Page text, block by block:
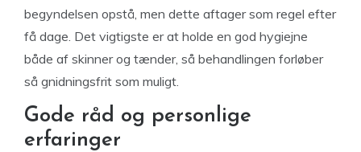
begyndelsen opstå, men dette aftager som regel efter
få dage. Det vigtigste er at holde en god hygiejne
både af skinner og tænder, så behandlingen forløber
så gnidningsfrit som muligt.
Gode råd og personlige
erfaringer